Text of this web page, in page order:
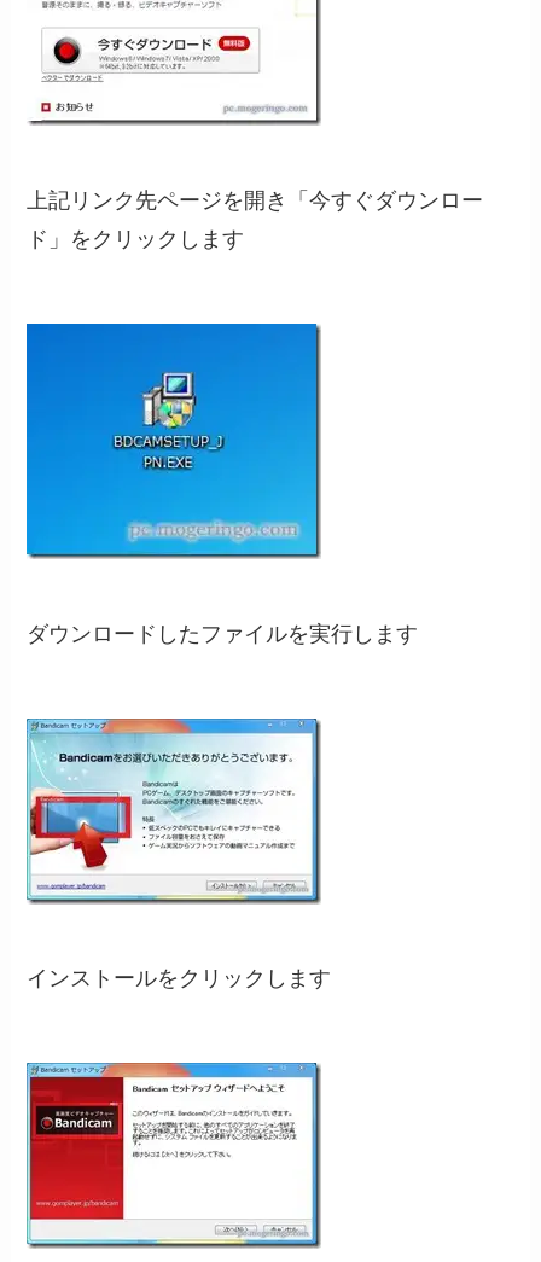
上記リンク先ページを開き「今すぐダウンロー
ド」をクリックします
ダウンロードしたファイルを実行します
インストールをクリックします